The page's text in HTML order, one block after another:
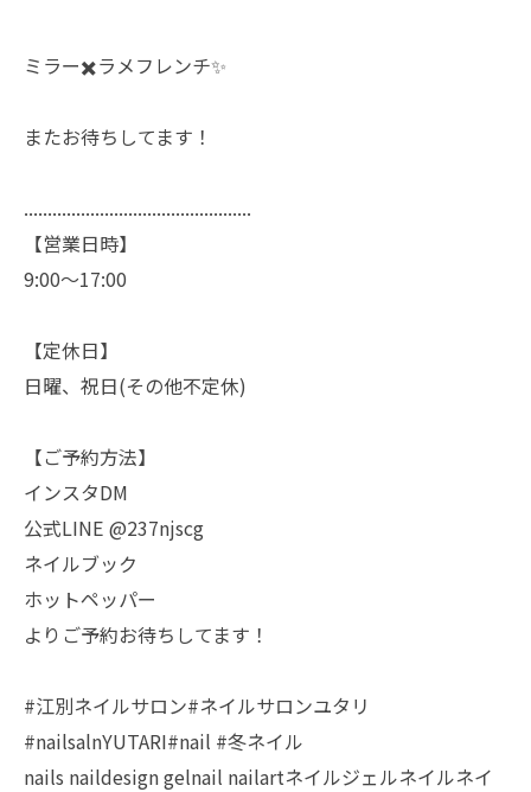
ミラー✖️ラメフレンチ✨
またお待ちしてます！
................................................
【営業日時】
9:00〜17:00
【定休日】
日曜、祝日(その他不定休)
【ご予約方法】
インスタDM
公式LINE @237njscg
ネイルブック
ホットペッパー
よりご予約お待ちしてます！
#江別ネイルサロン#ネイルサロンユタリ
#nailsalnYUTARI#nail #冬ネイル
nails naildesign gelnail nailartネイルジェルネイルネイ